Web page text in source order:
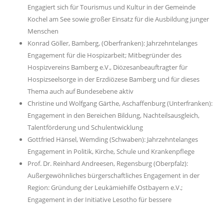
Engagiert sich für Tourismus und Kultur in der Gemeinde
Kochel am See sowie großer Einsatz für die Ausbildung junger
Menschen
Konrad Göller, Bamberg, (Oberfranken): Jahrzehntelanges
Engagement für die Hospizarbeit; Mitbegründer des
Hospizvereins Bamberg e.V., Diözesanbeauftragter für
Hospizseelsorge in der Erzdiözese Bamberg und für dieses
Thema auch auf Bundesebene aktiv
Christine und Wolfgang Gärthe, Aschaffenburg (Unterfranken):
Engagement in den Bereichen Bildung, Nachteilsausgleich,
Talentförderung und Schulentwicklung
Gottfried Hänsel, Wemding (Schwaben): Jahrzehntelanges
Engagement in Politik, Kirche, Schule und Krankenpflege
Prof. Dr. Reinhard Andreesen, Regensburg (Oberpfalz):
Außergewöhnliches bürgerschaftliches Engagement in der
Region: Gründung der Leukämiehilfe Ostbayern e.V.;
Engagement in der Initiative Lesotho für bessere